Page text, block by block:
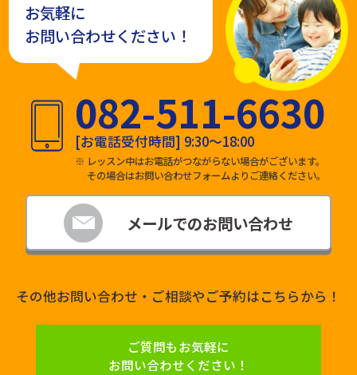
お気軽に
お問い合わせください！
082-511-6630
[お電話受付時間] 9:30～18:00
レッスン中はお電話がつながらない場合がございます。
その場合はお問い合わせフォームよりご連絡ください。
メールでのお問い合わせ
その他お問い合わせ・ご相談やご予約はこちらから！
ご質問もお気軽に
お問い合わせください！